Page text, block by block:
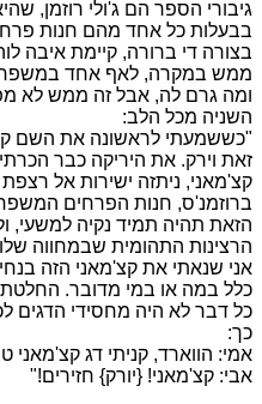
גיבורי הספר הם ג'ולי רוזמן,
בבעלות כל אחד מהם חנות
בצורה די ברורה, קיימת איבה
ממש במקרה, לאף אחד
ומה גרם לה, אבל זה ממש לא
השניה מכל הלב:
"כששמעתי לראשונה את השם
זאת וירק. את היריקה כבר
קצ'מאני, ניתזה ישירות אל
ברוזמנ'ס, חנות הפרחים
הזאת תהיה תמיד נקיה למשעי,
הרצינות התהומית שבמחווה
אני שנאתי את קצ'מאני הזה
כלל במה או במי מדובר.
כל דבר לא היה מחסידי הדגים
כך:
אמי: הווארד, קניתי דג קצ'מאני
אבי: קצ'מאני! {יורק} חזירים!"